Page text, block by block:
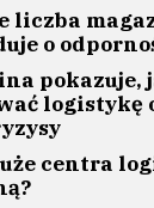
liczba
o
pokazuje,
logistykę
centra